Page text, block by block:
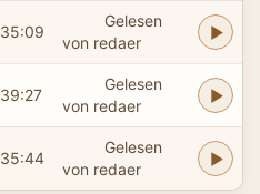
35:09
Gelesen
von redaer
39:27
Gelesen
von redaer
35:44
Gelesen
von redaer